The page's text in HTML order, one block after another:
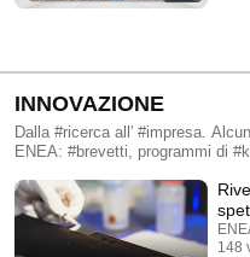
INNOVAZIONE
Dalla #ricerca all' #impresa.
ENEA: #brevetti, programmi di
148